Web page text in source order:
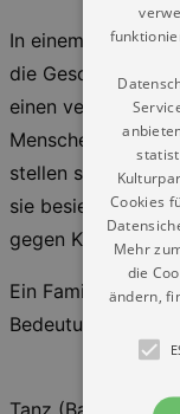
In einem frostigen
die Geschichte
einen
Menschen in Eis
stellen sich die
sie besiegen
gegen Kälte und
Ein
Bedeutung von
Cookies
Mehr
die
ändern,